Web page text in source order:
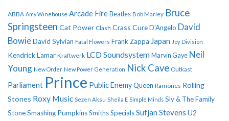
ABBA Amy Winehouse Arcade Fire Beatles Bob Marley Bruce
Springsteen Cat Power Clash Crass CureD'Angelo David
BowieDavid Sylvian Fatal Flowers Frank Zappa Japan Joy Division
Kendrick Lamar Kraftwerk LCD Soundsystem Marvin Gaye Neil
Young New Order New Power Generation Nick Cave Outkast
Parliament Prince Public EnemyQueen Ramones Rolling
Stones Roxy Music Sezen Aksu Sheila E Simple Minds Sly & The Family
StoneSmashing PumpkinsSmithsSpecialsSufjan Stevens U2